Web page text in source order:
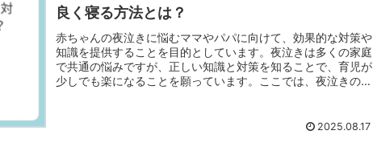
良く寝る方法とは？
赤ちゃんの夜泣きに悩むママやパパに向けて、効果的な対策や
知識を提供することを目的としています。夜泣きは多くの家庭
で共通の悩みですが、正しい知識と対策を知ることで、育児が
少しでも楽になることを願っています。ここでは、夜泣きの基
2025.08.17